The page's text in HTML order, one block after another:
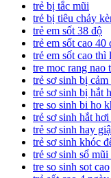
trẻ bị tắc mũi
trẻ bị tiêu chảy
trẻ em sốt 38 độ
trẻ em sốt cao 40
trẻ em sốt cao thì
tre moc rang nao
trẻ sơ sinh bị cảm
trẻ sơ sinh bị hắt
tre so sinh bi ho
trẻ sơ sinh hắt
trẻ sơ sinh hay
trẻ sơ sinh khóc
trẻ sơ sinh sổ mũi
tre so sinh sot cao